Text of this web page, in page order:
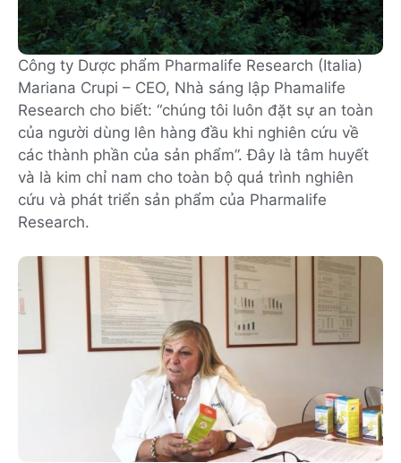
Công ty Dược phẩm Pharmalife Research (Italia)
Mariana Crupi – CEO, Nhà sáng lập Phamalife
Research cho biết: “chúng tôi luôn đặt sự an toàn
của người dùng lên hàng đầu khi nghiên cứu về
các thành phần của sản phẩm”. Đây là tâm huyết
và là kim chỉ nam cho toàn bộ quá trình nghiên
cứu và phát triển sản phẩm của Pharmalife
Research.